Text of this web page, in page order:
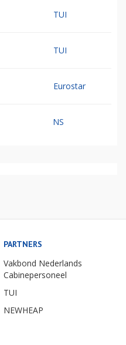
TUI
TUI
Eurostar
NS
PARTNERS
Vakbond Nederlands
Cabinepersoneel
TUI
NEWHEAP